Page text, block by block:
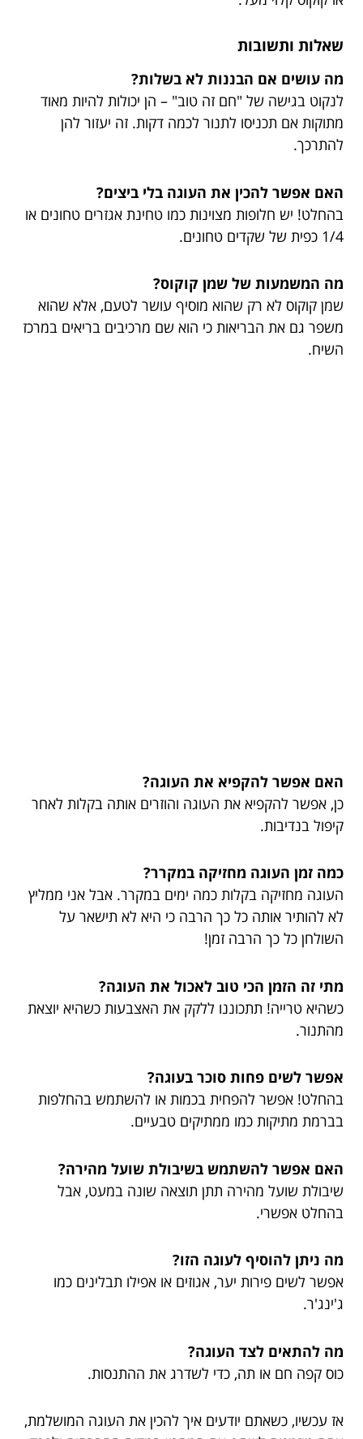
שאלות ותשובות
מה עושים אם הבננות לא בשלות?
לנקוט בגישה של "חם זה טוב" – הן יכולות להיות מאוד
מתוקות אם תכניסו לתנור לכמה דקות. זה יעזור להן
להתרכך.
האם אפשר להכין את העוגה בלי ביצים?
בהחלט! יש חלופות מצוינות כמו טחינת אגזרים טחונים או
1/4 כפית של שקדים טחונים.
מה המשמעות של שמן קוקוס?
שמן קוקוס לא רק שהוא מוסיף עושר לטעם, אלא שהוא
משפר גם את הבריאות כי הוא שם מרכיבים בריאים במרכז
השיח.
האם אפשר להקפיא את העוגה?
כן, אפשר להקפיא את העוגה והוזרים אותה בקלות לאחר
קיפול בנדיבות.
כמה זמן העוגה מחזיקה במקרר?
העוגה מחזיקה בקלות כמה ימים במקרר. אבל אני ממליץ
לא להותיר אותה כל כך הרבה כי היא לא תישאר על
השולחן כל כך הרבה זמן!
מתי זה הזמן הכי טוב לאכול את העוגה?
כשהיא טרייה! תתכוננו ללקק את האצבעות כשהיא יוצאת
מהתנור.
אפשר לשים פחות סוכר בעוגה?
בהחלט! אפשר להפחית בכמות או להשתמש בהחלפות
בברמת מתיקות כמו ממתיקים טבעיים.
האם אפשר להשתמש בשיבולת שועל מהירה?
שיבולת שועל מהירה תתן תוצאה שונה במעט, אבל
בהחלט אפשרי.
מה ניתן להוסיף לעוגה הזו?
אפשר לשים פירות יער, אגוזים או אפילו תבלינים כמו
ג'ינג'ר.
מה להתאים לצד העוגה?
כוס קפה חם או תה, כדי לשדרג את ההתנסות.
אז עכשיו, כשאתם יודעים איך להכין את העוגה המושלמת,